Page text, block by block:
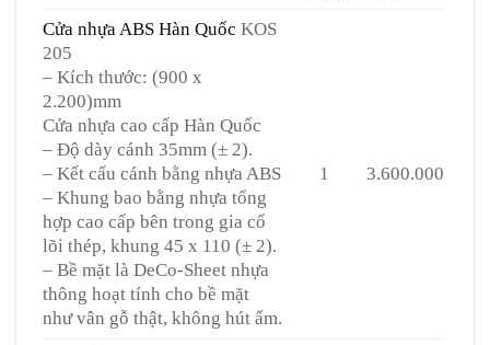
Cửa nhựa ABS Hàn Quốc KOS
205
– Kích thước: (900 x
2.200)mm
Cửa nhựa cao cấp Hàn Quốc
– Độ dày cánh 35mm (± 2).
– Kết cấu cánh bằng nhựa ABS
– Khung bao bằng nhựa tổng
hợp cao cấp bên trong gia cố
lõi thép, khung 45 x 110 (± 2).
– Bề mặt là DeCo-Sheet nhựa
thông hoạt tính cho bề mặt
như vân gỗ thật, không hút ẩm.
1 3.600.000